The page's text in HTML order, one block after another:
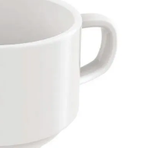
vinho
tv